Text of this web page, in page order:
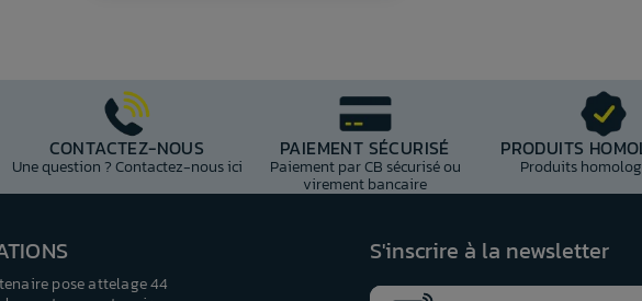
CONTACTEZ-NOUS
Une question ? Contactez-nous ici
PAIEMENT SÉCURISÉ
Paiement par CB sécurisé ou
virement bancaire
PRODUITS
Produits
pose attelage 44
S'inscrire à la newsletter